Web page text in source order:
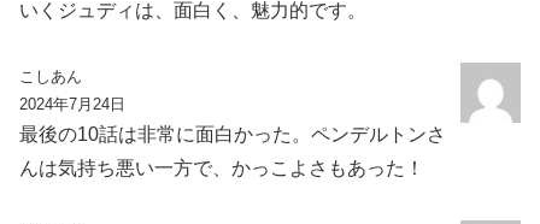
いくジュディは、面白く、魅力的です。
こしあん
2024年7月24日
最後の10話は非常に面白かった。ペンデルトンさ
んは気持ち悪い一方で、かっこよさもあった！